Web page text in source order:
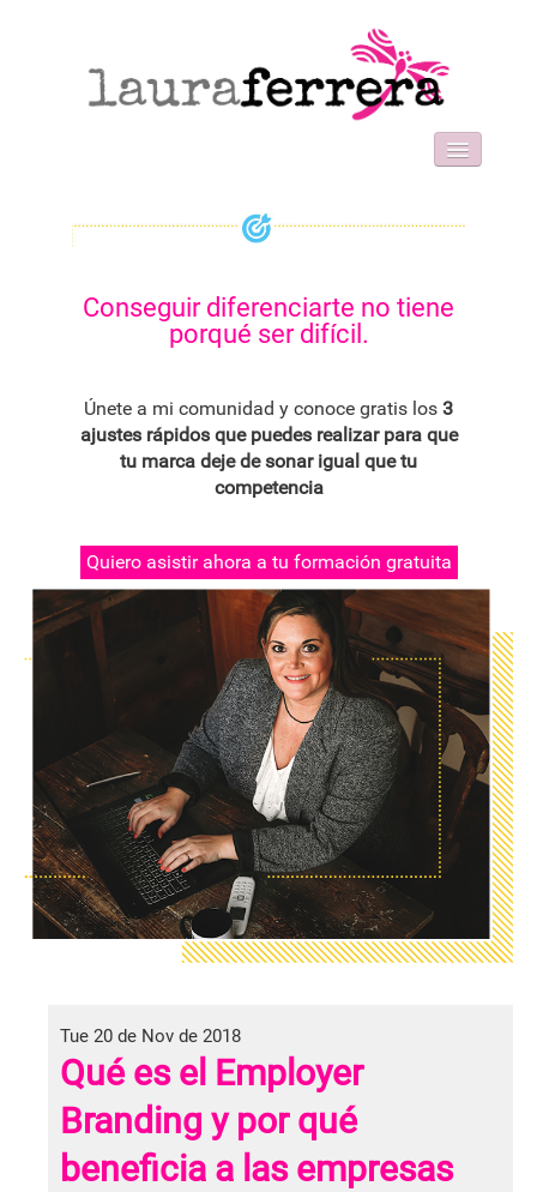
SOBRE MI
BLOG
Conseguir diferenciarte no tiene
porqué ser difícil.
Únete a mi comunidad y conoce gratis los 3
ajustes rápidos que puedes realizar para que
tu marca deje de sonar igual que tu
competencia
Quiero asistir ahora a tu formación gratuita
Tue 20 de Nov de 2018
Qué es el Employer
Branding y por qué
beneficia a las empresas